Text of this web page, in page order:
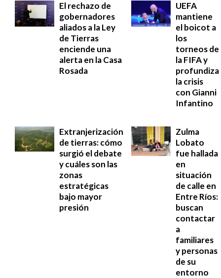
El rechazo de
gobernadores
aliados a la Ley
de Tierras
enciende una
alerta en la Casa
Rosada
UEFA
mantiene
el boicot a
los
torneos de
la FIFA y
profundiza
la crisis
con Gianni
Infantino
Extranjerización
de tierras: cómo
surgió el debate
y cuáles son las
zonas
estratégicas
bajo mayor
presión
Zulma
Lobato
fue hallada
en
situación
de calle en
Entre Ríos:
buscan
contactar
a
familiares
y personas
de su
entorno